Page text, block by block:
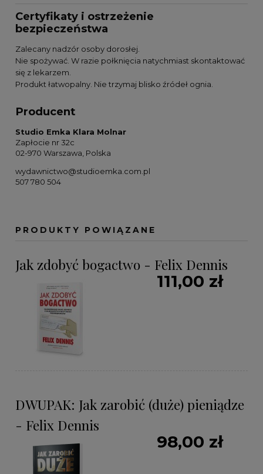
Certyfikaty i ostrzeżenie
bezpieczeństwa
Zalecany nadzór osoby dorosłej.
Nie spożywać. W razie połknięcia natychmiast skontaktować
się z lekarzem.
Produkt łatwopalny. Nie trzymaj blisko źródeł ognia.
Producent
Studio Emka Klara Molnar
Zapłocie nr 32c
02-970 Warszawa, Polska
wydawnictwo@studioemka.com.pl
507 780 504
PRODUKTY POWIĄZANE
Jak zdobyć bogactwo - Felix Dennis
111,00 zł
DWUPAK: Jak zarobić (duże) pieniądze
- Felix Dennis
98,00 zł